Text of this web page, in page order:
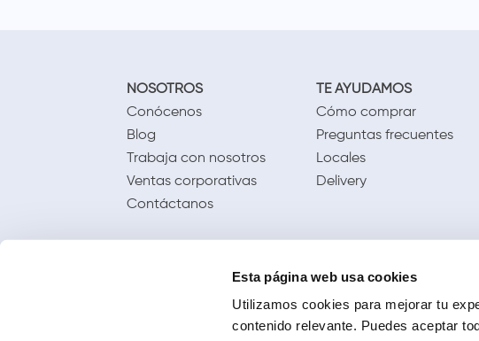
Esta página web usa cookies
Utilizamos cookies para mejorar tu
contenido relevante. Puedes aceptar
NOSOTROS
Conócenos
Blog
Trabaja con nosotros
Ventas corporativas
Contáctanos
TE AYUDAMOS
Cómo comprar
Preguntas frecuentes
Locales
Delivery